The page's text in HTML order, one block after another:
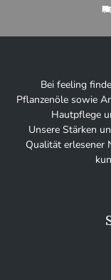
Bei feeling
Pflanzenöle sowie
Hautpflege
Unsere Stärken
Qualität erlesener